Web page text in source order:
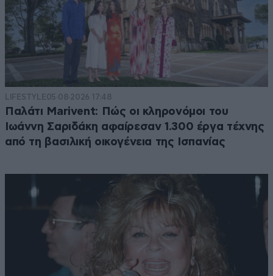
LIFESTYLE05·08·2026 17:48
Παλάτι Marivent: Πώς οι κληρονόμοι του
Ιωάννη Σαριδάκη αφαίρεσαν 1.300 έργα τέχνης
από τη βασιλική οικογένεια της Ισπανίας